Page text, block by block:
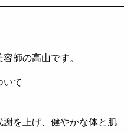
師の高山です。
いて
を上げ、健やかな体と肌